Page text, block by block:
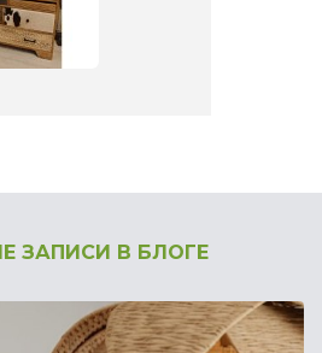
ЗАПИСИ В БЛОГЕ